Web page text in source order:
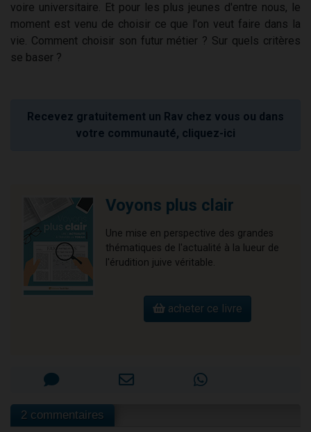
voire universitaire. Et pour les plus jeunes d'entre nous, le
moment est venu de choisir ce que l'on veut faire dans la
vie. Comment choisir son futur métier ? Sur quels critères
se baser ?
Recevez gratuitement un Rav chez vous ou dans
votre communauté, cliquez-ici
Voyons plus clair
Une mise en perspective des grandes
thématiques de l'actualité à la lueur de
l'érudition juive véritable.
acheter ce livre
2 commentaires